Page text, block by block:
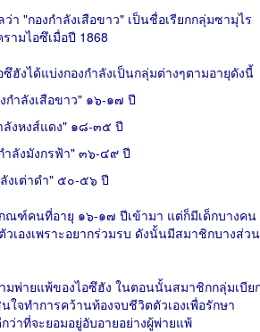
า "กองกำลังเสือขาว" เป็นชื่อเรียกกลุ่มซามุไร
ามไอซึเมื่อปี 1868
ฮังได้แบ่งกองกำลังเป็นกลุ่มต่างๆตามอายุดังนี้
กำลังเสือขาว" ๑๖-๑๗ ปี
ลังหงส์แดง" ๑๘-๓๕ ปี
ำลังมังกรฟ้า" ๓๖-๔๙ ปี
งเต่าดำ" ๕๐-๕๖ ปี
กณฑ์คนที่อายุ ๑๖-๑๗ ปีเข้ามา แต่ก็มีเด็กบางคน
เองเพราะอยากร่วมรบ ดังนั้นมีสมาชิกบางส่วน
มพ่ายแพ้ของไอซึฮัง ในตอนนั้นสมาชิกกลุ่มเบีย
จทำการคว้านท้องจบชีวิตตัวเองเพื่อรักษา
ว่าที่จะยอมอยู่อับอายอย่างผู้พ่ายแพ้